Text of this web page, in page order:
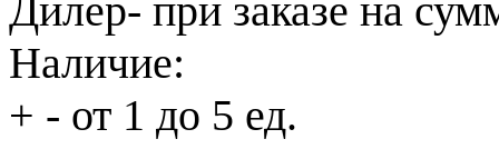
Дилер- при заказе на
Наличие:
+ - от 1 до 5 ед.